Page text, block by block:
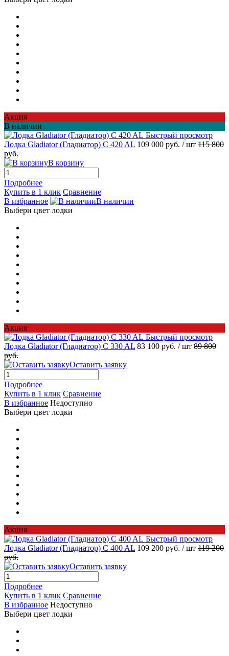
Акция
В наличии
Быстрый просмотр
Лодка Gladiator (Гладиатор) C 420 AL 109 000 руб. / шт 115 800
руб.
В корзину
Подробнее
Купить в 1 клик Сравнение
В избранное
В наличии
Выбери цвет лодки
Акция
Быстрый просмотр
Лодка Gladiator (Гладиатор) C 330 AL 83 100 руб. / шт 89 800
руб.
Оставить заявку
Подробнее
Купить в 1 клик Сравнение
В избранное Недоступно
Выбери цвет лодки
Акция
Быстрый просмотр
Лодка Gladiator (Гладиатор) C 400 AL 109 200 руб. / шт 119 200
руб.
Оставить заявку
Подробнее
Купить в 1 клик Сравнение
В избранное Недоступно
Выбери цвет лодки